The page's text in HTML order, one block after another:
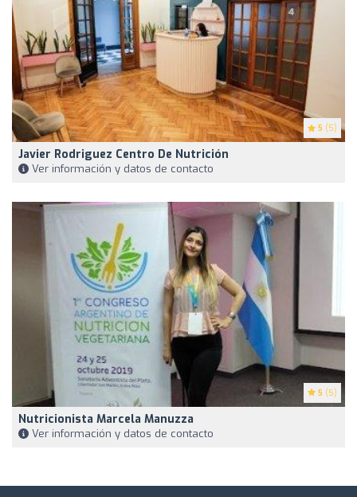
5 (5)
Javier Rodriguez Centro De Nutrición
Ver información y datos de contacto
5 (5)
Nutricionista Marcela Manuzza
Ver información y datos de contacto